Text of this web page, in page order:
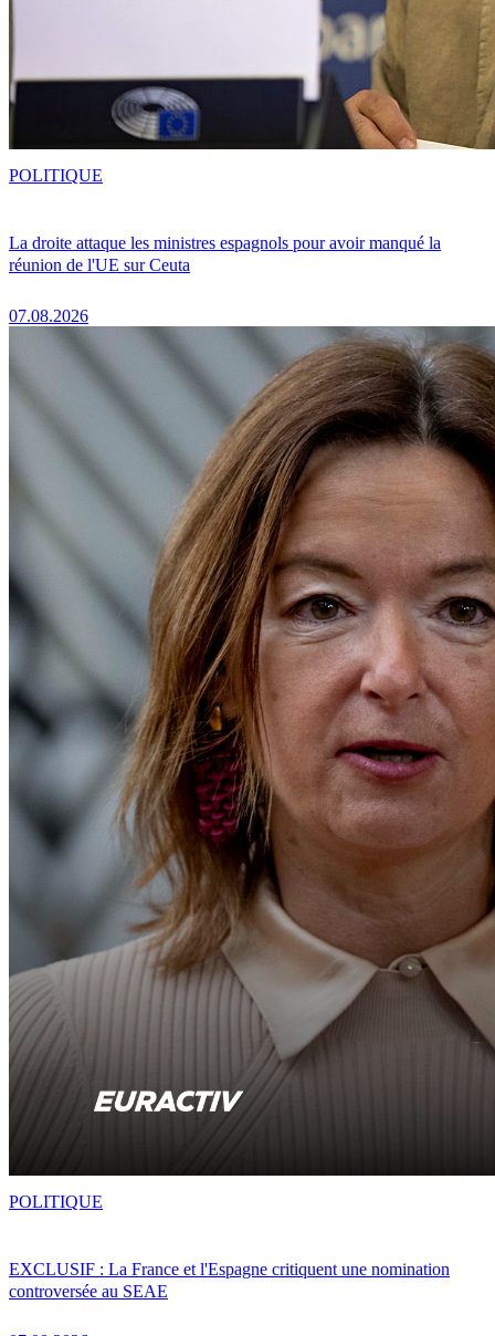
La droite attaque les ministres espagnols pour avoir manqué la
réunion de l'UE sur Ceuta
07.08.2026
POLITIQUE
EXCLUSIF : La France et l'Espagne critiquent une nomination
controversée au SEAE
POLITIQUE